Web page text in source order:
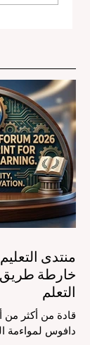
خارطة طريق
التعلم
قادة من أكثر من
دافوس لمواءمة